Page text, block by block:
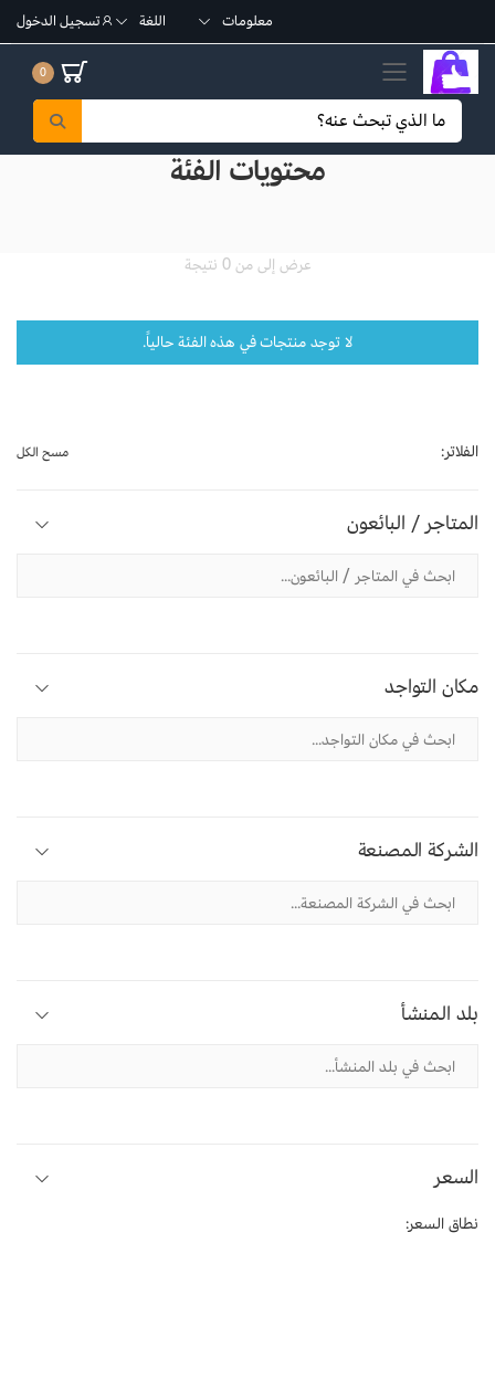
معلومات اللغة تسجيل الدخول
تبديل القائمة الجوال 0
محتويات الفئة
عرض إلى من 0 نتيجة
لا توجد منتجات في هذه الفئة حالياً.
الفلاتر: مسح الكل
المتاجر / البائعون
مكان التواجد
الشركة المصنعة
بلد المنشأ
السعر
نطاق السعر: